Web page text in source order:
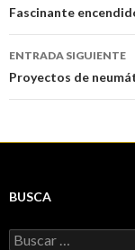
de
entradas
Fascinante
ENTRADA SIGUIENTE
Proyectos de
BUSCA
Buscar: